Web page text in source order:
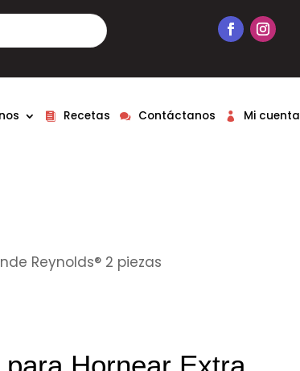
Recetas Contáctanos Mi cuenta
Reynolds® 2 piezas